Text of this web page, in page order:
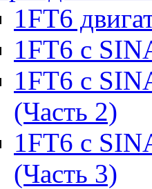
1FT6
1FT6 с
1FT6 с
(Часть 2)
1FT6 с
(Часть 3)